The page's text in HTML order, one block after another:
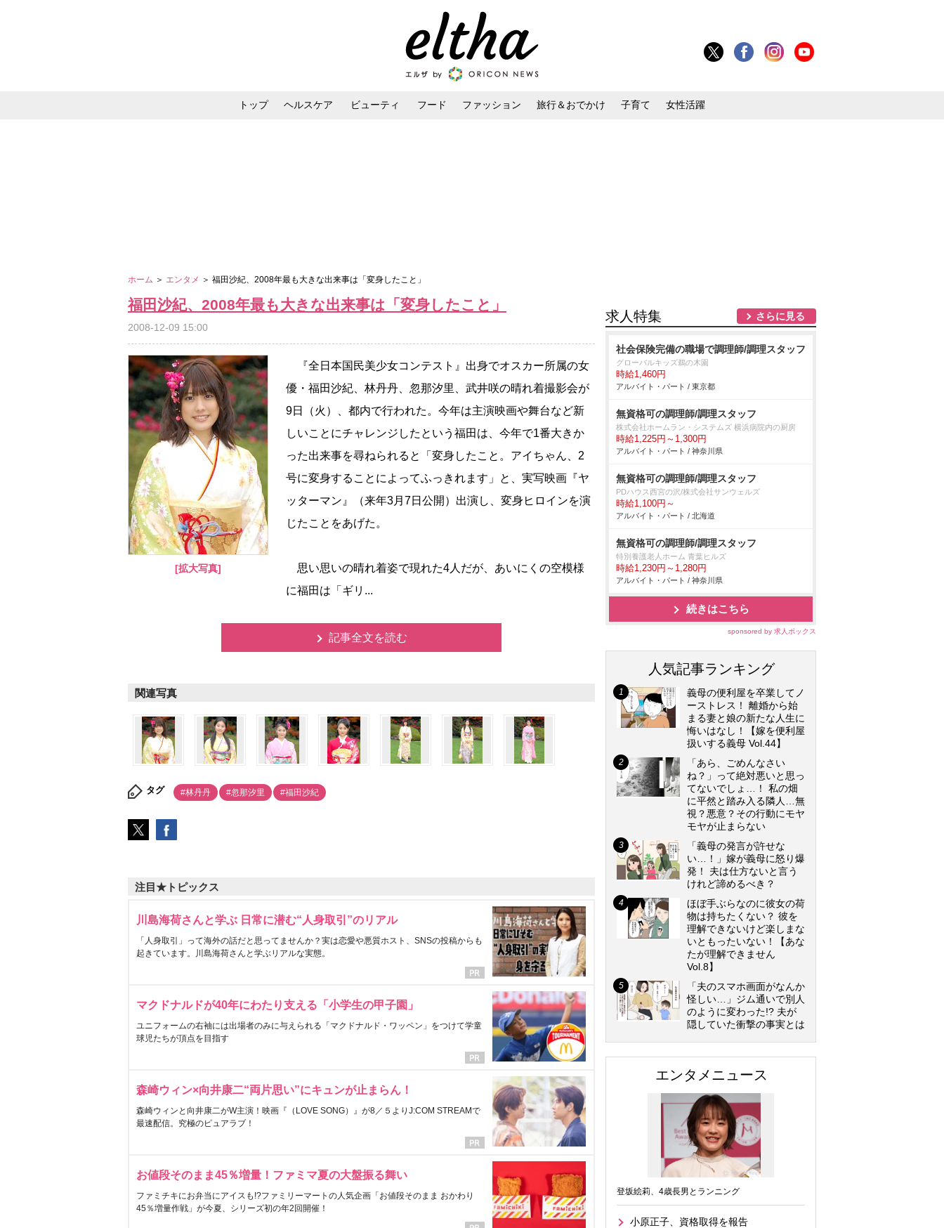
トップ ヘルスケア ビューティ フード ファッション 旅行＆おでかけ 子育て 女性活躍
ホーム ＞ エンタメ ＞ 福田沙紀、2008年最も大きな出来事は「変身したこと」
福田沙紀、2008年最も大きな出来事は「変身したこと」
2008-12-09 15:00
[拡大写真]
『全日本国民美少女コンテスト』出身でオスカー所属の女
優・福田沙紀、林丹丹、忽那汐里、武井咲の晴れ着撮影会が
9日（火）、都内で行われた。今年は主演映画や舞台など新
しいことにチャレンジしたという福田は、今年で1番大きか
った出来事を尋ねられると「変身したこと。アイちゃん、2
号に変身することによってふっきれます」と、実写映画『ヤ
ッターマン』（来年3月7日公開）出演し、変身ヒロインを演
じたことをあげた。
思い思いの晴れ着姿で現れた4人だが、あいにくの空模様
に福田は「ギリ...
記事全文を読む
関連写真
タグ #林丹丹 #忽那汐里 #福田沙紀
注目★トピックス
川島海荷さんと学ぶ 日常に潜む“人身取引”のリアル
「人身取引」って海外の話だと思ってませんか？実は恋愛や悪質ホスト、SNSの投稿からも
起きています。川島海荷さんと学ぶリアルな実態。
マクドナルドが40年にわたり支える「小学生の甲子園」
ユニフォームの右袖には出場者のみに与えられる「マクドナルド・ワッペン」をつけて学童
球児たちが頂点を目指す
森崎ウィン×向井康二“両片思い”にキュンが止まらん！
森崎ウィンと向井康二がW主演！映画『（LOVE SONG）』が8／５よりJ:COM STREAMで
最速配信。究極のピュアラブ！
お値段そのまま45％増量！ファミマ夏の大盤振る舞い
ファミチキにお弁当にアイスも!?ファミリーマートの人気企画「お値段そのまま おかわり
45％増量作戦」が今夏、シリーズ初の年2回開催！
求人特集 さらに見る
社会保険完備の職場で調理師/調理スタッフ
グローバルキッズ鵜の木園
時給1,460円
アルバイト・パート / 東京都
無資格可の調理師/調理スタッフ
株式会社ホームラン・システムズ 横浜病院内の厨房
時給1,225円～1,300円
アルバイト・パート / 神奈川県
無資格可の調理師/調理スタッフ
PDハウス西宮の沢/株式会社サンウェルズ
時給1,100円～
アルバイト・パート / 北海道
無資格可の調理師/調理スタッフ
特別養護老人ホーム 青葉ヒルズ
時給1,230円～1,280円
アルバイト・パート / 神奈川県
続きはこちら
sponsored by 求人ボックス
人気記事ランキング
義母の便利屋を卒業してノ
ーストレス！ 離婚から始
まる妻と娘の新たな人生に
悔いはなし！【嫁を便利屋
扱いする義母 Vol.44】
「あら、ごめんなさい
ね？」って絶対悪いと思っ
てないでしょ…！ 私の畑
に平然と踏み入る隣人…無
視？悪意？その行動にモヤ
モヤが止まらない
「義母の発言が許せな
い…！」嫁が義母に怒り爆
発！ 夫は仕方ないと言う
けれど諦めるべき？
ほぼ手ぶらなのに彼女の荷
物は持ちたくない？ 彼を
理解できないけど楽しまな
いともったいない！【あな
たが理解できません
Vol.8】
「夫のスマホ画面がなんか
怪しい…」ジム通いで別人
のように変わった!? 夫が
隠していた衝撃の事実とは
エンタメニュース
登坂絵莉、4歳長男とランニング
小原正子、資格取得を報告